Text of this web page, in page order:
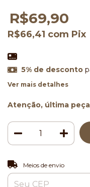
R$69,90
R$66,41 com Pix
5% de desconto
Ver mais detalhes
Atenção, última
Entregas para o CEP:
Meios de envio